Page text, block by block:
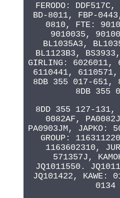
FERODO:
BD-8011, FBP-
0810, FTE:
9010035,
BL1035A3,
BL1123B3,
GIRLING: 6026011,
6110441,
8DB 355 017-651,
8DB 355
8DD 355 127-131,
0082AF,
PA0903JM, JAPKO:
GROUP:
1163602310,
571357J,
JQ1011550.
JQ101422, KAWE:
0134